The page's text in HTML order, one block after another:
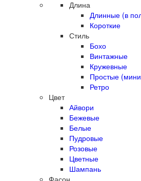
Длина
Длинные (в
Короткие
Стиль
Бохо
Винтажные
Кружевные
Простые
Ретро
Цвет
Айвори
Бежевые
Белые
Пудровые
Розовые
Цветные
Шампань